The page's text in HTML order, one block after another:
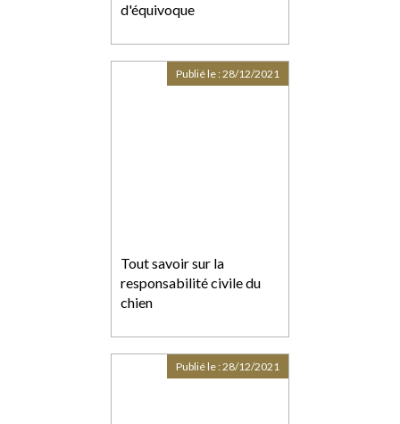
d'équivoque
Tout savoir sur la
responsabilité civile du
chien
Publié le :28/12/2021
Publié le :28/12/2021